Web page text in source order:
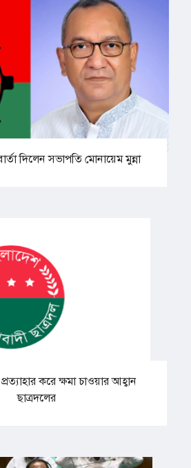
দিলেন সভাপতি মোনায়েম মুন্না
করে ক্ষমা চাওয়ার আহ্বান
ছাত্রদলের